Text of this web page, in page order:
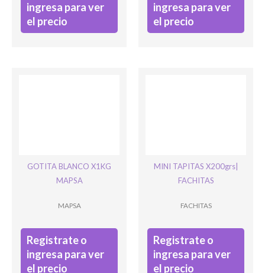
ingresa para ver
el precio
ingresa para ver
el precio
GOTITA BLANCO X1KG
MAPSA
MAPSA
Registrate o
ingresa para ver
el precio
MINI TAPITAS X200grs|
FACHITAS
FACHITAS
Registrate o
ingresa para ver
el precio